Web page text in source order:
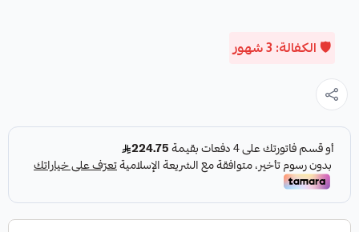
🛡️ الكفالة: 3 شهور